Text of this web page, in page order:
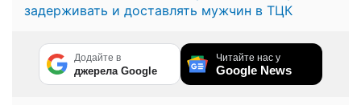
задерживать и доставлять мужчин в ТЦК
Додайте в
джерела Google
Читайте нас у
Google News